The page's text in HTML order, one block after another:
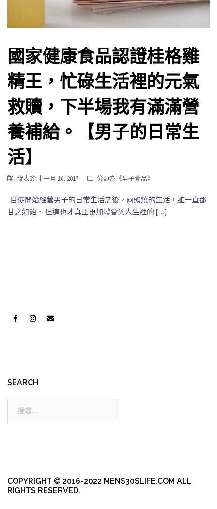
國家健康食品認證桂格雞
精王，忙碌生活裡的元氣
救贖，下半場我有滿滿營
養補給。【男子的日常生
活】
發表於十一月 16, 2017 分類為《男子食品》
自從開始經營男子的日常生活之後，兩頭燒的生活，雖一直都
甘之如飴， 但這也才真正更加體會到人生裡的 […]
SEARCH
COPYRIGHT © 2016-2022 MENS30SLIFE.COM ALL
RIGHTS RESERVED.